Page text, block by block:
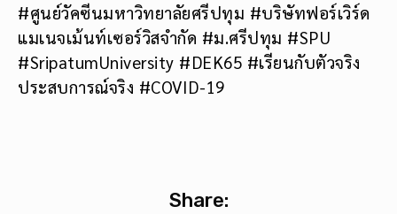
#ศูนย์วัคซีนมหาวิทยาลัยศรีปทุม #บริษัทฟอร์เวิร์ด
แมเนจเม้นท์เซอร์วิสจำกัด #ม.ศรีปทุม #SPU
#SripatumUniversity #DEK65 #เรียนกับตัวจริง
ประสบการณ์จริง #COVID-19
Share: